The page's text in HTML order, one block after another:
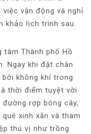
vận động và nghỉ
khảo lịch trình sau
tâm Thành phố Hồ
Ngay khi đặt chân
không khí trong
thời điểm tuyệt vời
rợp bóng cây,
xinh xắn và tham
thú vị như trồng